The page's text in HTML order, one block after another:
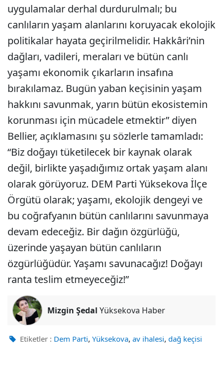
uygulamalar derhal durdurulmalı; bu
canlıların yaşam alanlarını koruyacak ekolojik
politikalar hayata geçirilmelidir. Hakkâri’nin
dağları, vadileri, meraları ve bütün canlı
yaşamı ekonomik çıkarların insafına
bırakılamaz. Bugün yaban keçisinin yaşam
hakkını savunmak, yarın bütün ekosistemin
korunması için mücadele etmektir” diyen
Bellier, açıklamasını şu sözlerle tamamladı:
“Biz doğayı tüketilecek bir kaynak olarak
değil, birlikte yaşadığımız ortak yaşam alanı
olarak görüyoruz. DEM Parti Yüksekova İlçe
Örgütü olarak; yaşamı, ekolojik dengeyi ve
bu coğrafyanın bütün canlılarını savunmaya
devam edeceğiz. Bir dağın özgürlüğü,
üzerinde yaşayan bütün canlıların
özgürlüğüdür. Yaşamı savunacağız! Doğayı
ranta teslim etmeyeceğiz!”
Mizgin Şedal Yüksekova Haber
Etiketler : Dem Parti, Yüksekova, av ihalesi, dağ keçisi